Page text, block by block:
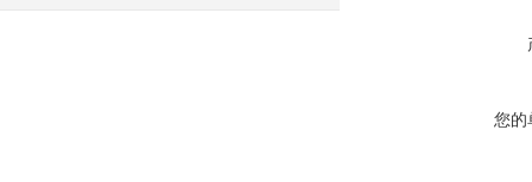
您的